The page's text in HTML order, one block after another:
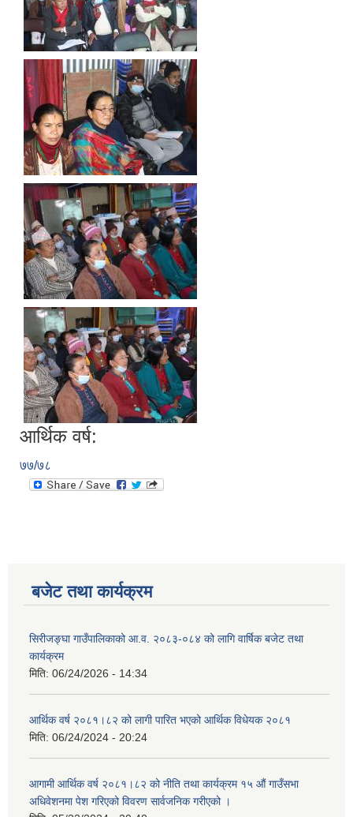
आर्थिक वर्ष:
७७/७८
बजेट तथा कार्यक्रम
सिरीजङ्घा गाउँपालिकाको आ.व. २०८३-०८४ को लागि वार्षिक बजेट तथा
कार्यक्रम
मिति: 06/24/2026 - 14:34
आर्थिक वर्ष २०८१।८२ को लागी पारित भएको आर्थिक विधेयक २०८१
मिति: 06/24/2024 - 20:24
आगामी आर्थिक वर्ष २०८१।८२ को नीति तथा कार्यक्रम १५ औं गाउँसभा
अधिवेशनमा पेश गरिएको विवरण सार्वजनिक गरीएको ।